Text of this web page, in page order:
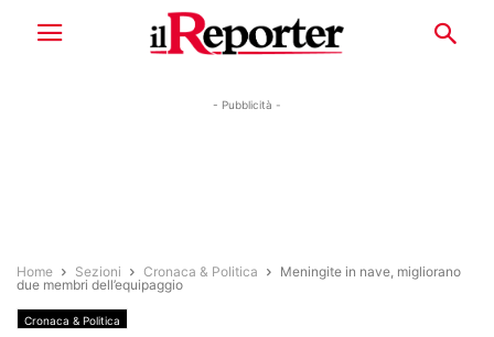
- Pubblicità -
Home Sezioni Cronaca & Politica
Meningite in nave, migliorano
due membri dell’equipaggio
Cronaca & Politica